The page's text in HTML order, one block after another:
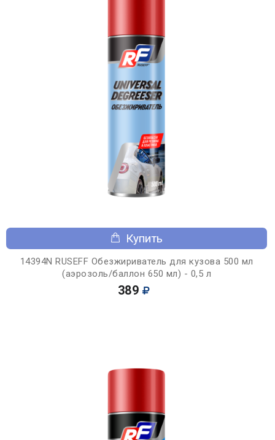
Купить
14394N RUSEFF Обезжириватель для кузова 500 мл
(аэрозоль/баллон 650 мл) - 0,5 л
389